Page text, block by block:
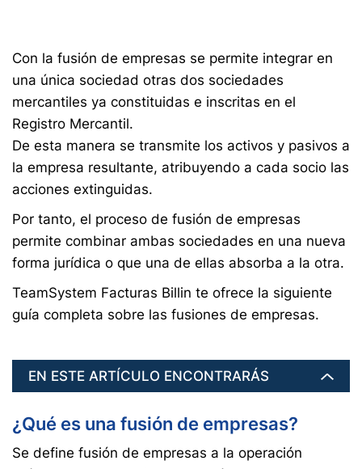
Con la fusión de empresas se permite integrar en
una única sociedad otras dos sociedades
mercantiles ya constituidas e inscritas en el
Registro Mercantil.
De esta manera se transmite los activos y pasivos a
la empresa resultante, atribuyendo a cada socio las
acciones extinguidas.
Por tanto, el proceso de fusión de empresas
permite combinar ambas sociedades en una nueva
forma jurídica o que una de ellas absorba a la otra.
TeamSystem Facturas Billin te ofrece la siguiente
guía completa sobre las fusiones de empresas.
EN ESTE ARTÍCULO ENCONTRARÁS
¿Qué es una fusión de empresas?
Se define fusión de empresas a la operación